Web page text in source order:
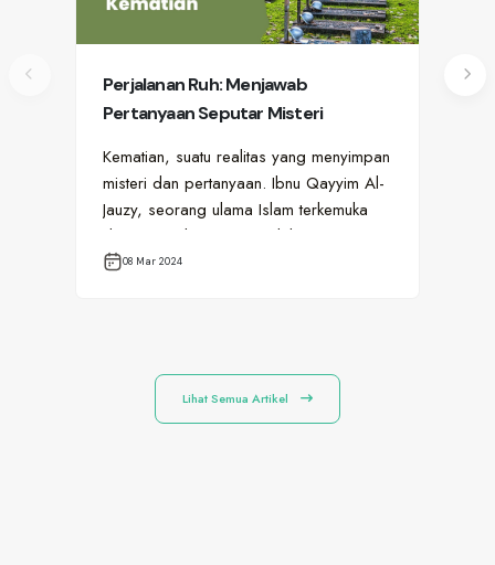
Perjalanan Ruh: Menjawab
Pertanyaan Seputar Misteri
Kematian, suatu realitas yang menyimpan
misteri dan pertanyaan. Ibnu Qayyim Al-
Jauzy, seorang ulama Islam terkemuka
dari Damaskus, mengajak kita
melangkah…
08 Mar 2024
Lihat Semua Artikel